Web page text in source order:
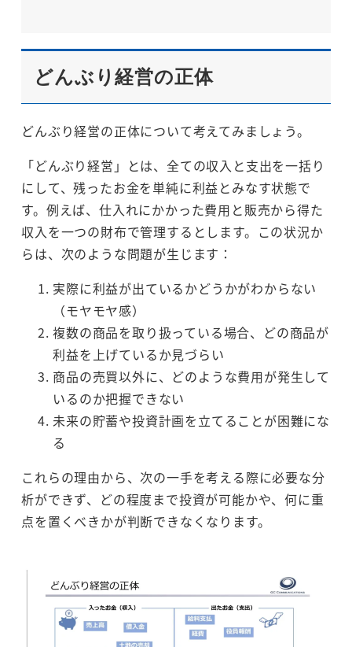
どんぶり経営の正体
どんぶり経営の正体について考えてみましょう。
「どんぶり経営」とは、全ての収入と支出を一括り
にして、残ったお金を単純に利益とみなす状態で
す。例えば、仕入れにかかった費用と販売から得た
収入を一つの財布で管理するとします。この状況か
らは、次のような問題が生じます：
実際に利益が出ているかどうかがわからない
（モヤモヤ感）
複数の商品を取り扱っている場合、どの商品が
利益を上げているか見づらい
商品の売買以外に、どのような費用が発生して
いるのか把握できない
未来の貯蓄や投資計画を立てることが困難にな
る
これらの理由から、次の一手を考える際に必要な分
析ができず、どの程度まで投資が可能かや、何に重
点を置くべきかが判断できなくなります。